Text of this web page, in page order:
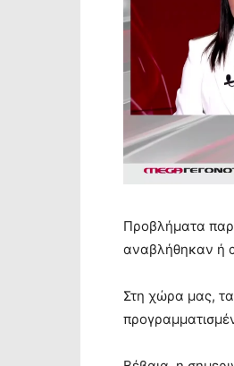
Προβλήματα
αναβλήθηκαν ή
Στη χώρα μας,